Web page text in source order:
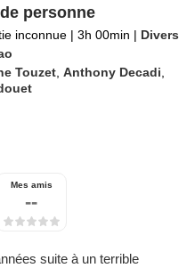
personne
inconnue | 3h 00min | Divers
Touzet ,Anthony Decadi
Mes amis
--
suite à un terrible